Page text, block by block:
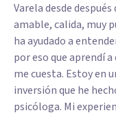
Varela desde
amable, calida, muy
ha ayudado a
por eso que aprendí
me cuesta. Estoy en
inversión que he
psicóloga. Mi